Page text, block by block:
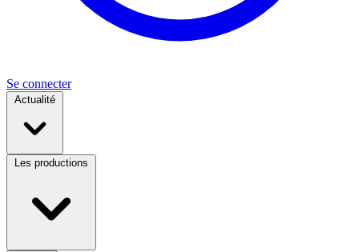
Se connecter
Actualité
Les productions